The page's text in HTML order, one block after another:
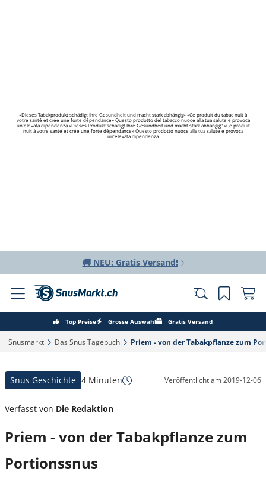
«Dieses Tabakprodukt schädigt Ihre Gesundheit und macht stark abhängig» «Ce produit du tabac nuit à
votre santé et crée une forte dépendance» Questo prodotto del tabacco nuoce alla tua salute e provoca
un'elevata dipendenza «Dieses Produkt schadigt Ihre Gesundheit und macht stark abhangig" «Ce produit
nuit à votre santé et crée une forte dépendance» Questo prodotto nuoce alla tua salute e provoca
un'elevata dipendenza
🚚 NEU: Gratis Versand!
Top Preise Grosse Auswahl Gratis Versand
Snusmarkt‎ Das Snus Tagebuch‎ Priem - von der Tabakpflanze zum
Snus Geschichte 4 Minuten Veröffentlicht am2019-12-06
Verfasst von Die Redaktion
Priem - von der Tabakpflanze zum
Portionssnus